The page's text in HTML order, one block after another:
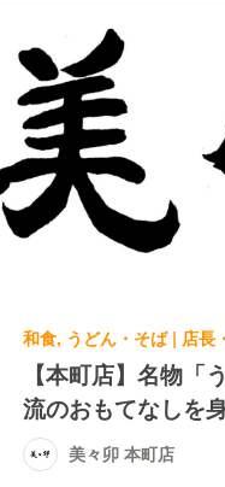
和食, うどん・そば | 店長
【本町店】名物「
流のおもてなしを
美々卯 本町店